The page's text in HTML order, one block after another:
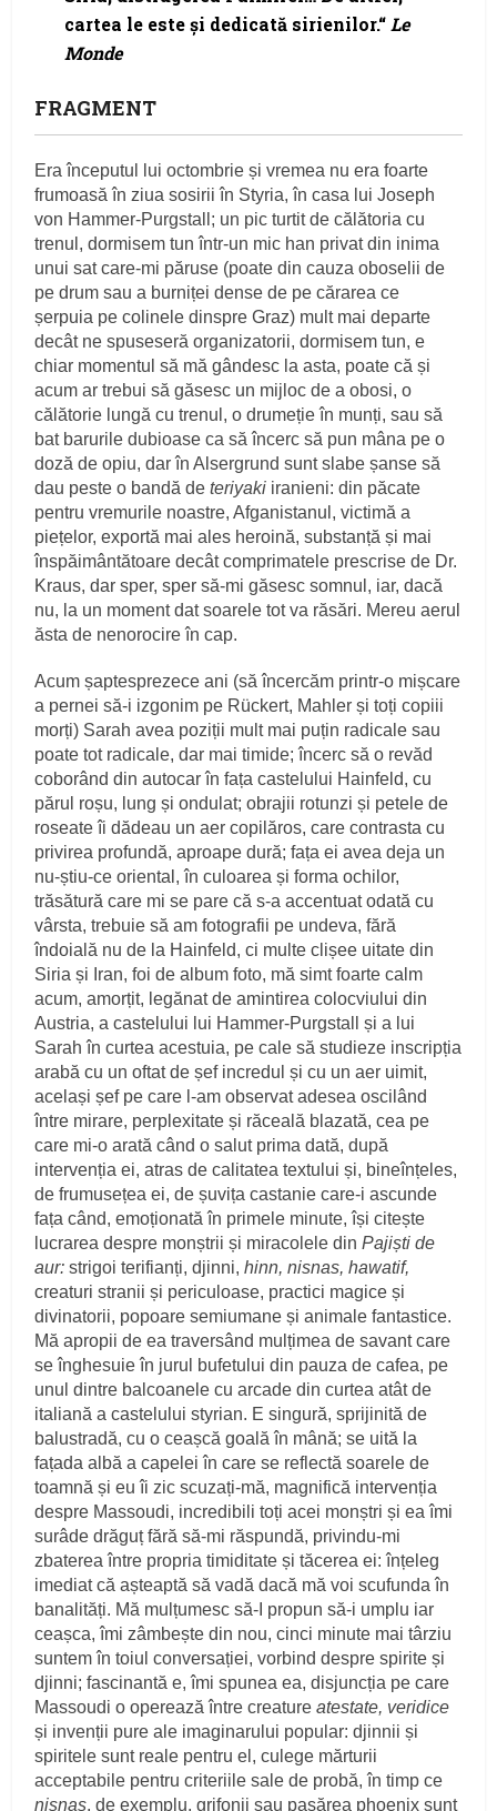
cartea le este și dedicată sirienilor.“Le
Monde
FRAGMENT
Era începutul lui octombrie și vremea nu era foarte
frumoasă în ziua sosirii în Styria, în casa lui Joseph
von Hammer-Purgstall; un pic turtit de călătoria cu
trenul, dormisem tun într-un mic han privat din inima
unui sat care-mi păruse (poate din cauza oboselii de
pe drum sau a burniței dense de pe cărarea ce
șerpuia pe colinele dinspre Graz) mult mai departe
decât ne spuseseră organizatorii, dormisem tun, e
chiar momentul să mă gândesc la asta, poate că și
acum ar trebui să găsesc un mijloc de a obosi, o
călătorie lungă cu trenul, o drumeție în munți, sau să
bat barurile dubioase ca să încerc să pun mâna pe o
doză de opiu, dar în Alsergrund sunt slabe șanse să
dau peste o bandă deteriyaki iranieni: din păcate
pentru vremurile noastre, Afganistanul, victimă a
piețelor, exportă mai ales heroină, substanță și mai
înspăimântătoare decât comprimatele prescrise de Dr.
Kraus, dar sper, sper să-mi găsesc somnul, iar, dacă
nu, la un moment dat soarele tot va răsări. Mereu aerul
ăsta de nenorocire în cap.
Acum șaptesprezece ani (să încercăm printr-o mișcare
a pernei să-i izgonim pe Rückert, Mahler și toți copiii
morți) Sarah avea poziții mult mai puțin radicale sau
poate tot radicale, dar mai timide; încerc să o revăd
coborând din autocar în fața castelului Hainfeld, cu
părul roșu, lung și ondulat; obrajii rotunzi și petele de
roseate îi dădeau un aer copilăros, care contrasta cu
privirea profundă, aproape dură; fața ei avea deja un
nu-știu-ce oriental, în culoarea și forma ochilor,
trăsătură care mi se pare că s-a accentuat odată cu
vârsta, trebuie să am fotografii pe undeva, fără
îndoială nu de la Hainfeld, ci multe clișee uitate din
Siria și Iran, foi de album foto, mă simt foarte calm
acum, amorțit, legănat de amintirea colocviului din
Austria, a castelului lui Hammer-Purgstall și a lui
Sarah în curtea acestuia, pe cale să studieze inscripția
arabă cu un oftat de șef incredul și cu un aer uimit,
același șef pe care l-am observat adesea oscilând
între mirare, perplexitate și răceală blazată, cea pe
care mi-o arată când o salut prima dată, după
intervenția ei, atras de calitatea textului și, bineînțeles,
de frumusețea ei, de șuvița castanie care-i ascunde
fața când, emoționată în primele minute, își citește
lucrarea despre monștrii și miracolele dinPajiști de
aur:strigoi terifianți, djinni,hinn, nisnas, hawatif,
creaturi stranii și periculoase, practici magice și
divinatorii, popoare semiumane și animale fantastice.
Mă apropii de ea traversând mulțimea de savant care
se înghesuie în jurul bufetului din pauza de cafea, pe
unul dintre balcoanele cu arcade din curtea atât de
italiană a castelului styrian. E singură, sprijinită de
balustradă, cu o ceașcă goală în mână; se uită la
fațada albă a capelei în care se reflectă soarele de
toamnă și eu îi zic scuzați-mă, magnifică intervenția
despre Massoudi, incredibili toți acei monștri și ea îmi
surâde drăguț fără să-mi răspundă, privindu-mi
zbaterea între propria timiditate și tăcerea ei: înțeleg
imediat că așteaptă să vadă dacă mă voi scufunda în
banalități. Mă mulțumesc să-I propun să-i umplu iar
ceașca, îmi zâmbește din nou, cinci minute mai târziu
suntem în toiul conversației, vorbind despre spirite și
djinni; fascinantă e, îmi spunea ea, disjuncția pe care
Massoudi o operează între creatureatestate, veridice
și invenții pure ale imaginarului popular: djinnii și
spiritele sunt reale pentru el, culege mărturii
acceptabile pentru criteriile sale de probă, în timp ce
nisnas, de exemplu, grifonii sau pasărea phoenix sunt